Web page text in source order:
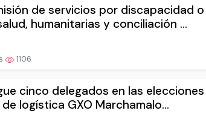
de servicios por discapacidad
humanitarias y conciliación ...
1106
cinco delegados en las
logística GXO Marchamalo...